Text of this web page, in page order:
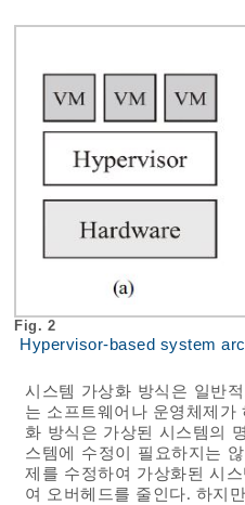
Fig. 2
Hypervisor-based system
시스템 가상화 방식은 일반
는 소프트웨어나 운영체제
화 방식은 가상된 시스템의
스템에 수정이 필요하지는
제를 수정하여 가상화된 시
여 오버헤드를 줄인다. 하지